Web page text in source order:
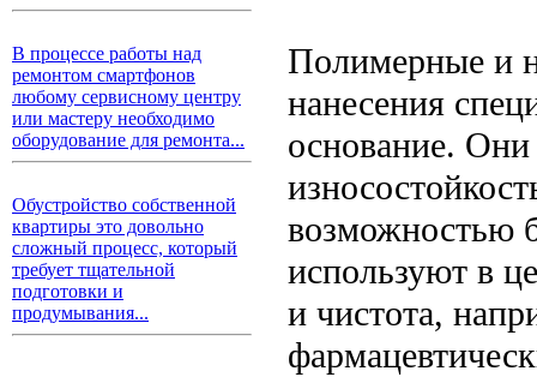
В процессе работы над
ремонтом смартфонов
любому сервисному центру
или мастеру необходимо
оборудование для ремонта...
Обустройство собственной
квартиры это довольно
сложный процесс, который
требует тщательной
подготовки и
продумывания...
Полимерные и
нанесения
основание. Они
возможностью
используют в
и чистота,